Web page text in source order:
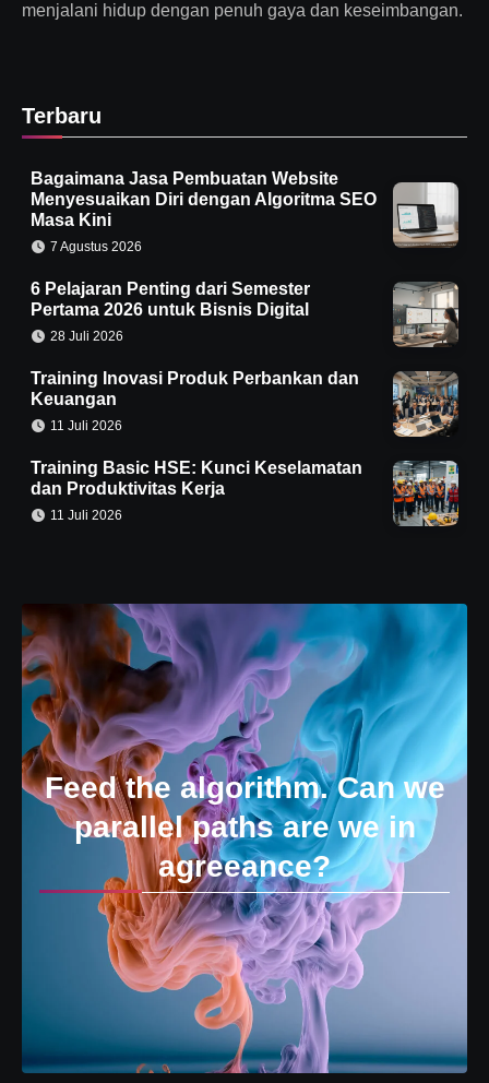
menjalani hidup dengan penuh gaya dan keseimbangan.
Terbaru
Bagaimana Jasa Pembuatan Website
Menyesuaikan Diri dengan Algoritma SEO
Masa Kini
7 Agustus 2026
6 Pelajaran Penting dari Semester
Pertama 2026 untuk Bisnis Digital
28 Juli 2026
Training Inovasi Produk Perbankan dan
Keuangan
11 Juli 2026
Training Basic HSE: Kunci Keselamatan
dan Produktivitas Kerja
11 Juli 2026
Feed the algorithm. Can we
parallel paths are we in
agreeance?